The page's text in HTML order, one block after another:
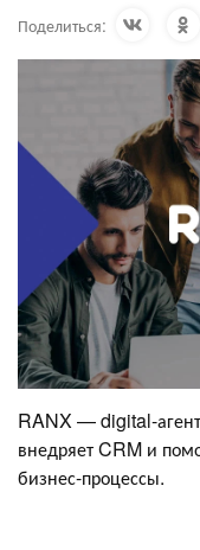
Поделиться:
RANX — digital-
внедряет CRM и
бизнес-процессы.